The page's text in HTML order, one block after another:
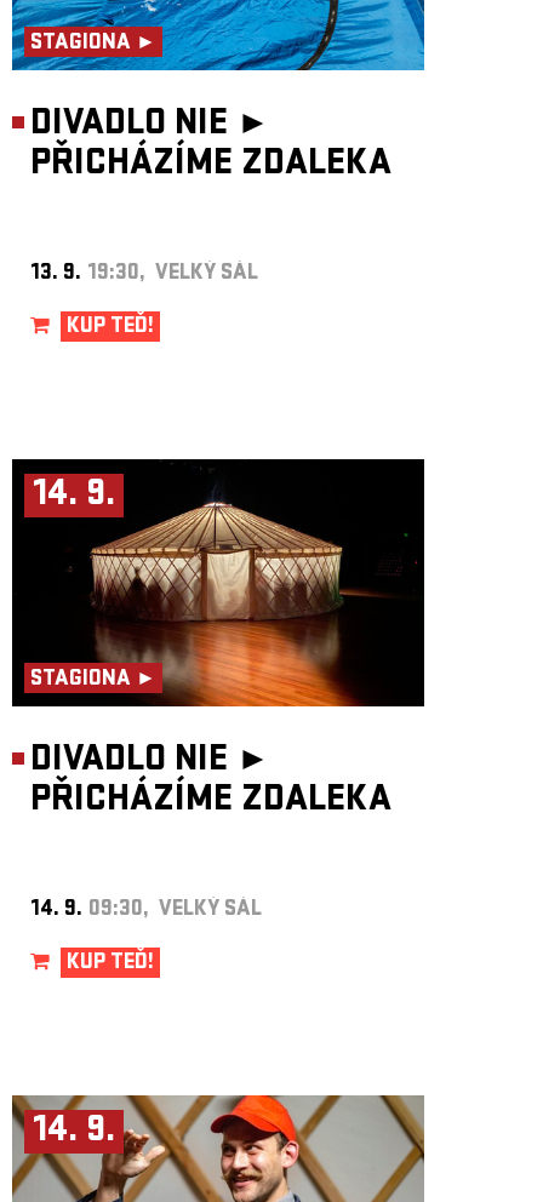
STAGIONA ►
DIVADLO NIE ►
PŘICHÁZÍME ZDALEKA
13. 9. 19:30, VELKÝ SÁL
KUP TEĎ!
14. 9.
STAGIONA ►
DIVADLO NIE ►
PŘICHÁZÍME ZDALEKA
14. 9. 09:30, VELKÝ SÁL
KUP TEĎ!
14. 9.